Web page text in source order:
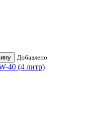
Добавлено
40 (4 литр)